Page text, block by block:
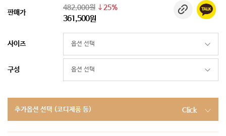
판매가
482,000원 25%
361,500원
사이즈
구성
추가옵션 선택 (코디제품 등) Click